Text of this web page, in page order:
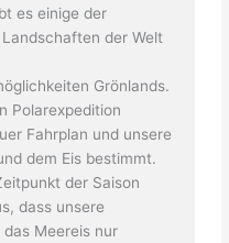
es einige der
der Welt
Grönlands.
Polarexpedition
Fahrplan und unsere
dem Eis bestimmt.
der Saison
dass unsere
Meereis nur